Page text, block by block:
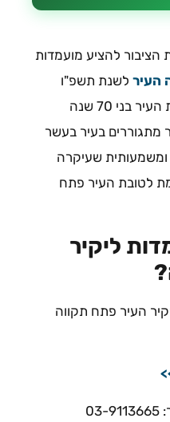
הציבור להציע מועמדות
העיר לשנת תשפ"ו
2026. האות יוענק לתושבי/ות העיר בני 70 שנה
בעיר בעשר
ומשמעותית שעיקרה
לטובת העיר פתח
ליקיר
העיר פתח תקווה